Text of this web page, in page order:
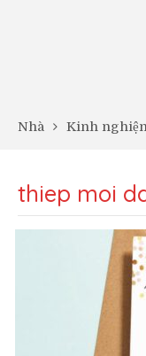
Nhà Kinh
thiep moi